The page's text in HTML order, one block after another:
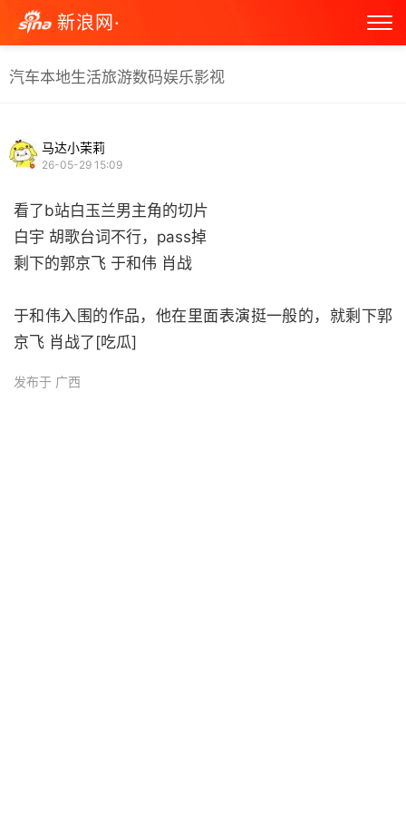
新浪网·
汽车本地生活旅游数码娱乐影视
马达小茉莉
26-05-29 15:09
看了b站白玉兰男主角的切片
白宇 胡歌台词不行，pass掉
剩下的郭京飞 于和伟 肖战
于和伟入围的作品，他在里面表演挺一般的，就剩下郭
京飞 肖战了[吃瓜] ​
发布于 广西